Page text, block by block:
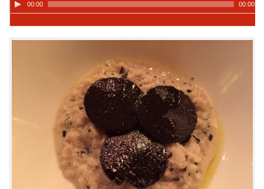
00:00 00:00